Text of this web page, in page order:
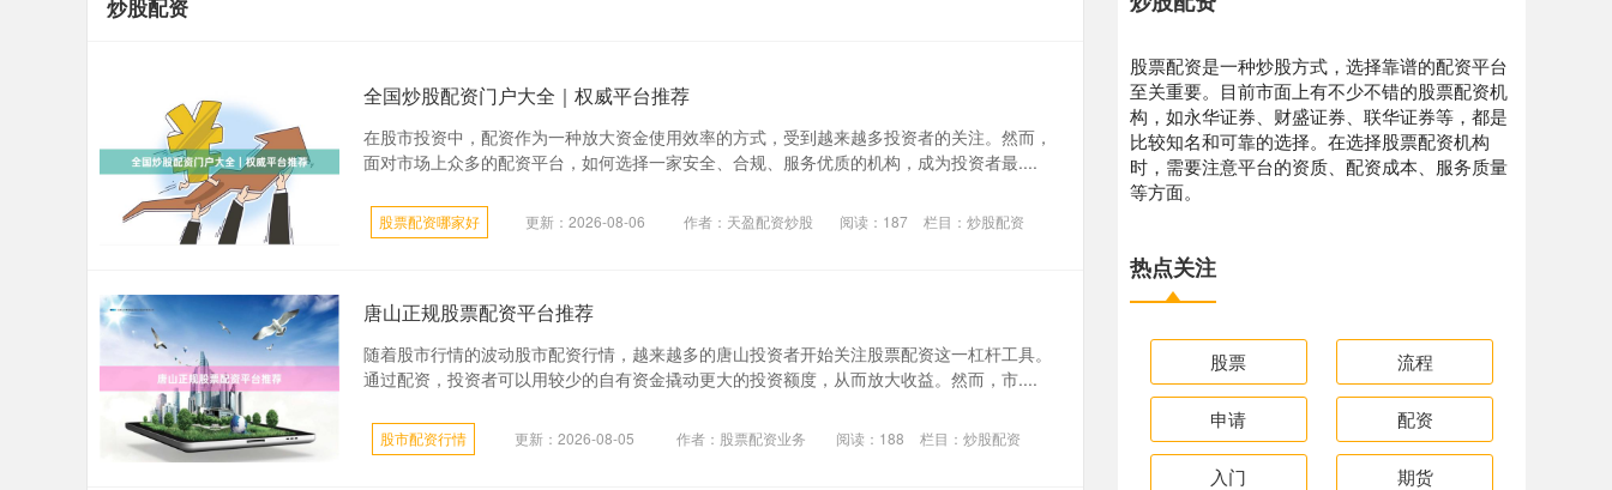
炒股配资
全国炒股配资门户大全｜权威平台推荐
在股市投资中，配资作为一种放大资金使用效率的方式，受到越来越多投资者的关注。然而，
面对市场上众多的配资平台，如何选择一家安全、合规、服务优质的机构，成为投资者最....
股票配资哪家好 更新：2026-08-06 作者：天盈配资炒股 阅读： 187 栏目：炒股配资
唐山正规股票配资平台推荐
随着股市行情的波动股市配资行情，越来越多的唐山投资者开始关注股票配资这一杠杆工具。
通过配资，投资者可以用较少的自有资金撬动更大的投资额度，从而放大收益。然而，市....
股市配资行情 更新：2026-08-05 作者：股票配资业务 阅读： 188 栏目： 炒股配资
股票配资是一种炒股方式，选择靠谱的配资平台
至关重要。目前市面上有不少不错的股票配资机
构，如永华证券、财盛证券、联华证券等，都是
比较知名和可靠的选择。在选择股票配资机构
时，需要注意平台的资质、配资成本、服务质量
等方面。
热点关注
股票 流程
申请 配资
入门 期货